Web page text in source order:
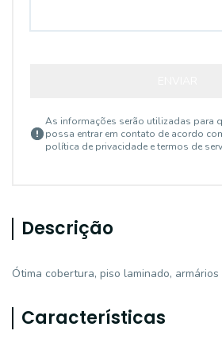
As informações serão utilizadas para
possa entrar em contato de acordo
política de privacidade e termos de
Descrição
Ótima cobertura, piso laminado,
Características